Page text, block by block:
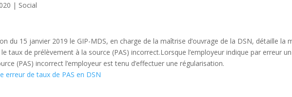
| Social
du 15 janvier 2019 le GIP-MDS, en charge de la maîtrise d’ouvrage de la DSN, détaille la
taux de prélèvement à la source (PAS) incorrect.Lorsque l’employeur indique par erreur
(PAS) incorrect l’employeur est tenu d’effectuer une régularisation.
erreur de taux de PAS en DSN